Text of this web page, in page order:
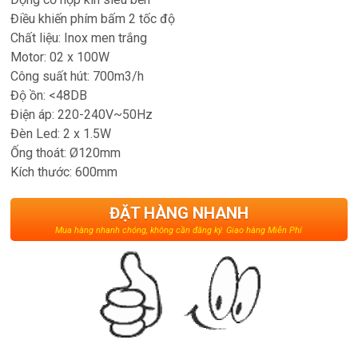
Điều khiến phím bấm 2 tốc độ
Chất liệu: Inox men trắng
Motor: 02 x 100W
Công suất hút: 700m3/h
Độ ồn: <48DB
Điện áp: 220-240V~50Hz
Đèn Led: 2 x 1.5W
Ống thoát: Ø120mm
Kích thước: 600mm
ĐẶT HÀNG NHANH
Mua hàng nhanh chóng, không cần đăng ký. Giao hàng Miễn Phí